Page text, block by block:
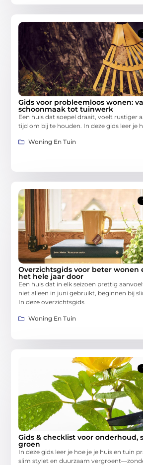
Gids voor probleemloos wonen:
schoonmaak tot tuinwerk
Een huis dat soepel draait, voelt rustiger
tijd om bij te houden. In deze gids leer je
Woning En Tuin
Overzichtsgids voor beter wonen
het hele jaar door
Een huis dat in elk seizoen prettig
niet alleen in juni gebruikt, beginnen bij
In deze overzichtsgids
Woning En Tuin
Gids & checklist voor onderhoud,
groen
In deze gids leer je hoe je je huis en tuin
slim stylet en duurzaam